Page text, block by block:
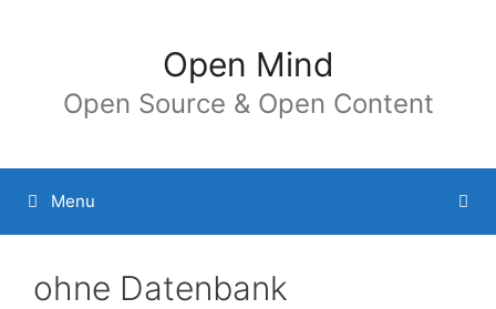
Open Mind
Open Source & Open Content
Menu
ohne Datenbank